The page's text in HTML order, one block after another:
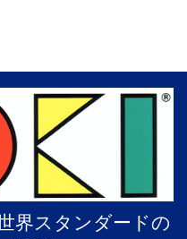
界スタンダードの